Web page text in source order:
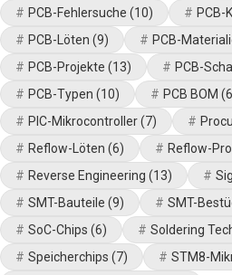
PCB-Fehlersuche (10) PCB-
PCB-Löten (9) PCB-
PCB-Projekte (13) PCB-
PCB-Typen (10) PCB BOM
PIC-Mikrocontroller(7)
Reflow-Löten (6) Reflow-
Reverse Engineering (13)
SMT-Bauteile (9) SMT-
SoC-Chips (6) Soldering
Speicherchips (7) STM8-